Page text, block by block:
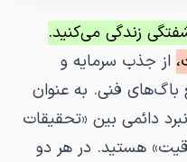
زندگی می‌کنید.
از جذب سرمایه و
باگ‌های فنی. به عنوان
دائمی بین «تحقیقات
هستید. در هر دو